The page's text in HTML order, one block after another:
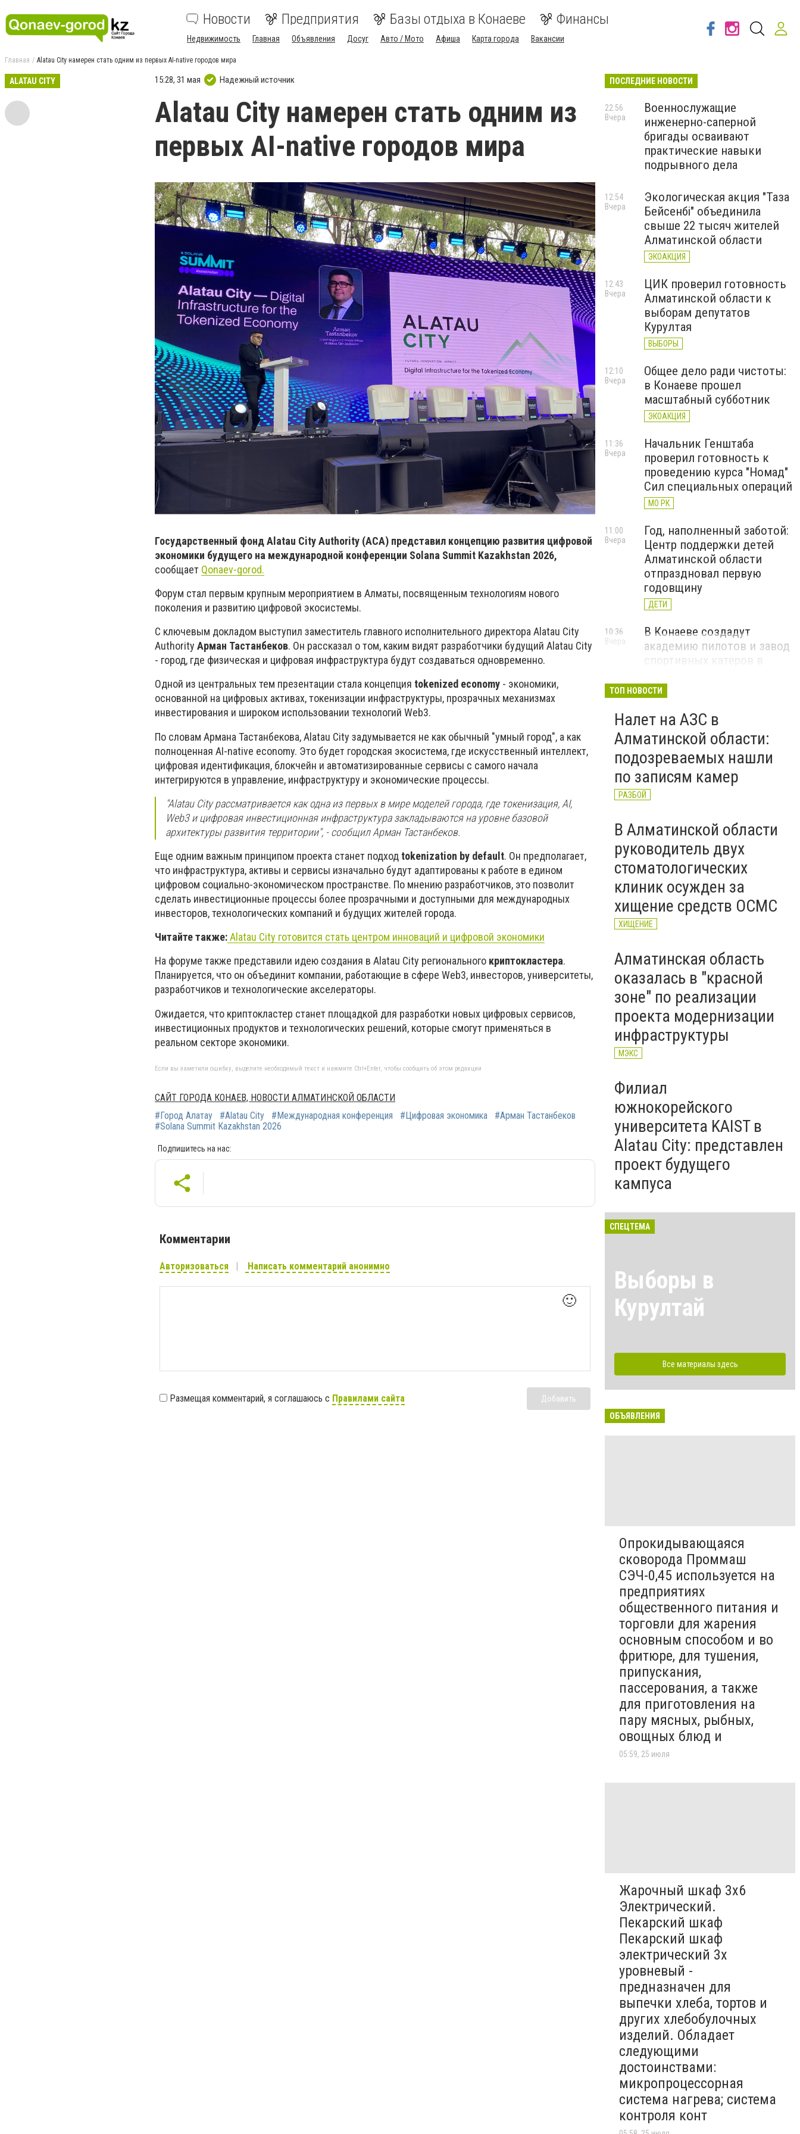
Новости Предприятия Базы отдыха в Конаеве Финансы
Недвижимость Главная Объявления Досуг Авто / Мото Афиша Карта города Вакансии
Главная Alatau City намерен стать одним из первых AI-native городов мира
ALATAU CITY 15:28, 31 мая Надежный источник
Alatau City намерен стать одним из
первых AI-native городов мира
Государственный фонд Alatau City Authority (АСА) представил концепцию развития цифровой
экономики будущего на международной конференции Solana Summit Kazakhstan 2026,
сообщает Qonaev-gorod.
Форум стал первым крупным мероприятием в Алматы, посвященным технологиям нового
поколения и развитию цифровой экосистемы.
С ключевым докладом выступил заместитель главного исполнительного директора Alatau City
Authority Арман Тастанбеков. Он рассказал о том, каким видят разработчики будущий Alatau City
- город, где физическая и цифровая инфраструктура будут создаваться одновременно.
Одной из центральных тем презентации стала концепция tokenized economy - экономики,
основанной на цифровых активах, токенизации инфраструктуры, прозрачных механизмах
инвестирования и широком использовании технологий Web3.
По словам Армана Тастанбекова, Alatau City задумывается не как обычный "умный город", а как
полноценная AI-native economy. Это будет городская экосистема, где искусственный интеллект,
цифровая идентификация, блокчейн и автоматизированные сервисы с самого начала
интегрируются в управление, инфраструктуру и экономические процессы.
"Alatau City рассматривается как одна из первых в мире моделей города, где токенизация, AI,
Web3 и цифровая инвестиционная инфраструктура закладываются на уровне базовой
архитектуры развития территории", - сообщил Арман Тастанбеков.
Еще одним важным принципом проекта станет подход tokenization by default. Он предполагает,
что инфраструктура, активы и сервисы изначально будут адаптированы к работе в едином
цифровом социально-экономическом пространстве. По мнению разработчиков, это позволит
сделать инвестиционные процессы более прозрачными и доступными для международных
инвесторов, технологических компаний и будущих жителей города.
Читайте также:Alatau City готовится стать центром инноваций и цифровой экономики
На форуме также представили идею создания в Alatau City регионального криптокластера.
Планируется, что он объединит компании, работающие в сфере Web3, инвесторов, университеты,
разработчиков и технологические акселераторы.
Ожидается, что криптокластер станет площадкой для разработки новых цифровых сервисов,
инвестиционных продуктов и технологических решений, которые смогут применяться в
реальном секторе экономики.
Если вы заметили ошибку, выделите необходимый текст и нажмите Ctrl+Enter, чтобы сообщить об этом редакции
САЙТ ГОРОДА КОНАЕВ, НОВОСТИ АЛМАТИНСКОЙ ОБЛАСТИ
#Город Алатау
#Alatau City #Международная конференция #Цифровая экономика
#Арман Тастанбеков
#Solana Summit Kazakhstan 2026
Подпишитесь на нас:
Комментарии
Авторизоваться Написать комментарий анонимно
🙂
Размещая комментарий, я соглашаюсь с Правилами сайта Добавить
ПОСЛЕДНИЕ НОВОСТИ
Военнослужащие
инженерно-саперной
бригады осваивают
практические навыки
подрывного дела
22:56
Вчера
Экологическая акция "Таза
Бейсенбі" объединила
свыше 22 тысяч жителей
Алматинской области
ЭКОАКЦИЯ
12:54
Вчера
ЦИК проверил готовность
Алматинской области к
выборам депутатов
Курултая
ВЫБОРЫ
12:43
Вчера
Общее дело ради чистоты:
в Конаеве прошел
масштабный субботник
ЭКОАКЦИЯ
12:10
Вчера
Начальник Генштаба
проверил готовность к
проведению курса "Номад"
Сил специальных операций
МО РК
11:36
Вчера
Год, наполненный заботой:
Центр поддержки детей
Алматинской области
отпраздновал первую
годовщину
ДЕТИ
11:00
Вчера
В Конаеве создадут
академию пилотов и завод
спортивных катеров в
H2O
10:36
Вчера
В Алатау планируют
реализовать пилотный
проект по производству
"зеленого" авиатоплива
НОВОСТИ КОМПАНИЙ
11:56
5 августа
ТОП НОВОСТИ
Налет на АЗС в
Алматинской области:
подозреваемых нашли
по записям камер
РАЗБОЙ
В Алматинской области
руководитель двух
стоматологических
клиник осужден за
хищение средств ОСМС
ХИЩЕНИЕ
Алматинская область
оказалась в "красной
зоне" по реализации
проекта модернизации
инфраструктуры
МЭКС
Филиал
южнокорейского
университета KAIST в
Alatau City: представлен
проект будущего
кампуса
СПЕЦТЕМА
Выборы в
Курултай
Все материалы здесь
ОБЪЯВЛЕНИЯ
Опрокидывающаяся
сковорода Проммаш
СЭЧ-0,45 используется на
предприятиях
общественного питания и
торговли для жарения
основным способом и во
фритюре, для тушения,
припускания,
пассерования, а также
для приготовления на
пару мясных, рыбных,
овощных блюд и
05:59, 25 июля
Жарочный шкаф 3х6
Электрический.
Пекарский шкаф
Пекарский шкаф
электрический 3х
уровневый -
предназначен для
выпечки хлеба, тортов и
других хлебобулочных
изделий. Обладает
следующими
достоинствами:
микропроцессорная
система нагрева; система
контроля конт